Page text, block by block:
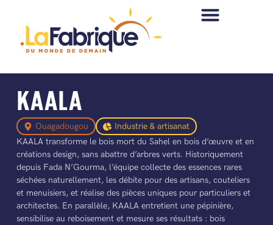
KAALA
Ouagadougou
Industrie & artisanat
KAALA transforme le bois mort du Sahel en bois d’œuvre et en
créations design, sans abattre d’arbres verts. Historiquement
depuis Fada N’Gourma, l’équipe collecte des essences rares
séchées naturellement, les débite pour des artisans, couteliers
et menuisiers, et réalise des pièces uniques pour particuliers et
architectes. En parallèle, KAALA entretient une pépinière,
sensibilise au reboisement et mesure ses résultats : bois